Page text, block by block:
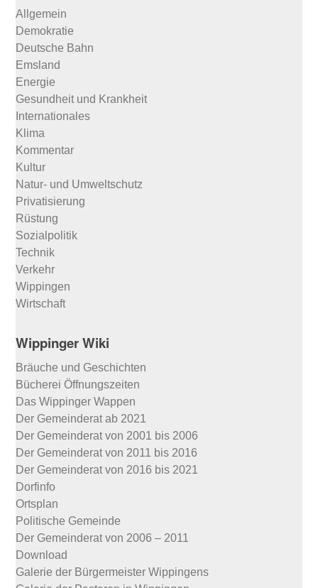
Allgemein
Demokratie
Deutsche Bahn
Emsland
Energie
Gesundheit und Krankheit
Internationales
Klima
Kommentar
Kultur
Natur- und Umweltschutz
Privatisierung
Rüstung
Sozialpolitik
Technik
Verkehr
Wippingen
Wirtschaft
Wippinger Wiki
Bräuche und Geschichten
Bücherei Öffnungszeiten
Das Wippinger Wappen
Der Gemeinderat ab 2021
Der Gemeinderat von 2001 bis 2006
Der Gemeinderat von 2011 bis 2016
Der Gemeinderat von 2016 bis 2021
Dorfinfo
Ortsplan
Politische Gemeinde
Der Gemeinderat von 2006 – 2011
Download
Galerie der Bürgermeister Wippingens